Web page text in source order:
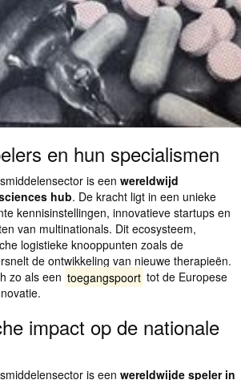
en hun specialismen
is een wereldwijd
hub. De kracht ligt in een unieke
kennisinstellingen, innovatieve startups en
van multinationals. Dit ecosysteem,
logistieke knooppunten zoals de
de ontwikkeling van nieuwe therapieën.
zo als een toegangspoort tot de Europese
impact op de nationale
is een wereldwijde speler in